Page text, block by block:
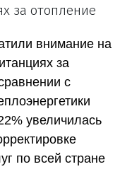
за отопление
внимание на
за
с
увеличилась
по всей стране